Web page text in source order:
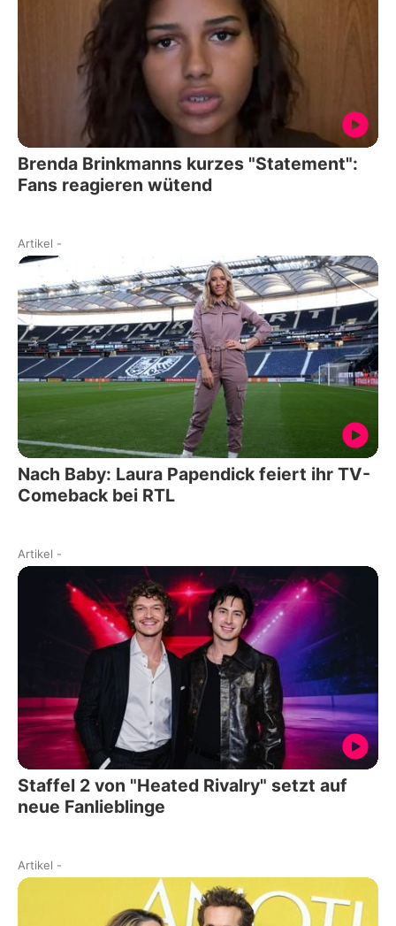
Brenda Brinkmanns kurzes "Statement":
Fans reagieren wütend
Artikel -
Nach Baby: Laura Papendick feiert ihr TV-
Comeback bei RTL
Artikel -
Staffel 2 von "Heated Rivalry" setzt auf
neue Fanlieblinge
Artikel -